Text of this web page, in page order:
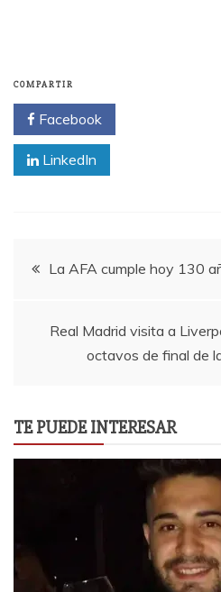
COMPARTIR
Facebook
LinkedIn
Navegación
entradas
La AFA cumple hoy 130
Real Madrid visita a
octavos de final de
TE PUEDE INTERESAR